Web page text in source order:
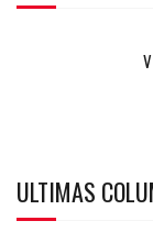
ULTIMAS